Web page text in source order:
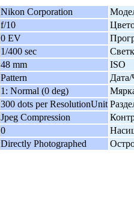
Nikon Corporation
f/10
0 EV
1/400 sec
48 mm
ISO
Pattern
Дата/
1: Normal (0 deg)
300 dots per ResolutionUnit
Jpeg Compression
0
Directly Photographed